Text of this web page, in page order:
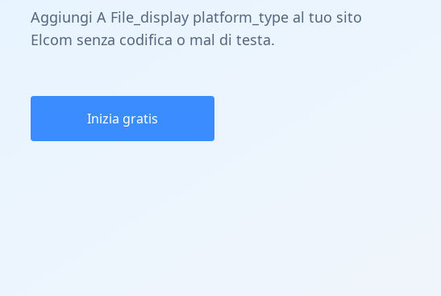
Aggiungi A File_display platform_type al tuo sito
Elcom senza codifica o mal di testa.
Inizia gratis